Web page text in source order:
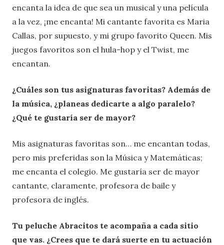
encanta la idea de que sea un musical y una película
a la vez, ¡me encanta! Mi cantante favorita es Maria
Callas, por supuesto, y mi grupo favorito Queen. Mis
juegos favoritos son el hula-hop y el Twist, me
encantan.
¿Cuáles son tus asignaturas favoritas? Además de
la música, ¿planeas dedicarte a algo paralelo?
¿Qué te gustaría ser de mayor?
Mis asignaturas favoritas son… me encantan todas,
pero mis preferidas son la Música y Matemáticas;
me encanta el colegio. Me gustaría ser de mayor
cantante, claramente, profesora de baile y
profesora de inglés.
Tu peluche Abracitos te acompaña a cada sitio
que vas. ¿Crees que te dará suerte en tu actuación